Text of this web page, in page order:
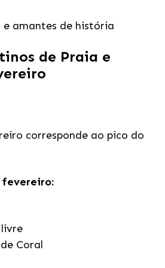
e amantes de história
de Praia e
corresponde ao pico do
fevereiro:
Coral